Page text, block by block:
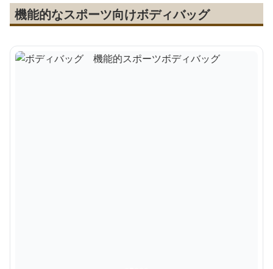
機能的なスポーツ向けボディバッグ